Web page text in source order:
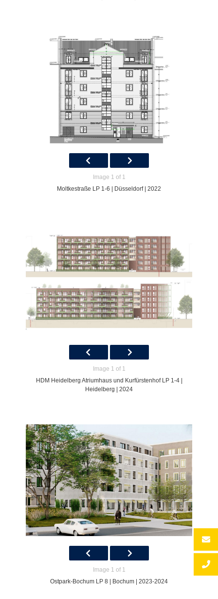
Image 1 of 1
Moltkestraße LP 1-6 | Düsseldorf | 2022
Image 1 of 1
HDM Heidelberg Atriumhaus und Kurfürstenhof LP 1-4 |
Heidelberg | 2024
Image 1 of 1
Ostpark-Bochum LP 8 | Bochum | 2023-2024